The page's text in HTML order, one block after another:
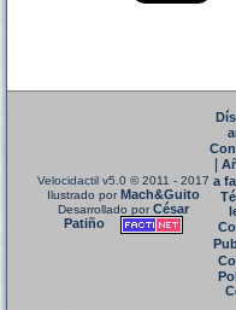
Velocidactil v5.0 © 2011 - 2017
Ilustrado porMach&Guito
Desarrollado porCésar
Patiño
a